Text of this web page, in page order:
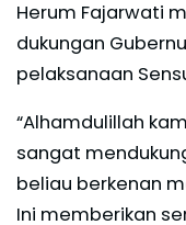
Herum Fajarwati
dukungan
pelaksanaan
“Alhamdulillah
sangat
beliau berkenan
Ini memberikan